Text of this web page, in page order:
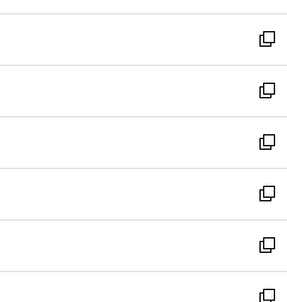
開
く
ウ
で
開
く
ン
ド
ウ
で
開
く
ウ
ィ
ン
ド
ウ
で
開
く
新
し
い
ウ
ィ
ン
ド
ウ
で
開
く
新
し
い
ウ
ィ
ン
ド
ウ
で
新
し
い
ウ
ィ
ン
新
し
い
ウ
新
し